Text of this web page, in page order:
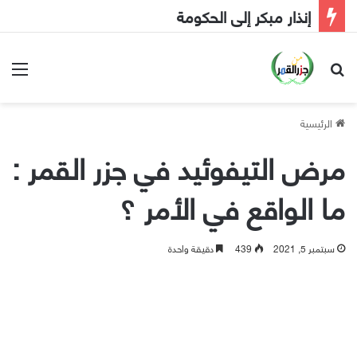
إنذار مبكر إلى الحكومة
بحث عن
الرئيسية
مرض التيفوئيد في جزر القمر :
ما الواقع في الأمر ؟
سبتمبر 5, 2021 439 دقيقة واحدة